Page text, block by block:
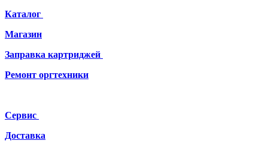
Каталог
Магазин
Заправка картриджей
Ремонт оргтехники
Сервис
Доставка